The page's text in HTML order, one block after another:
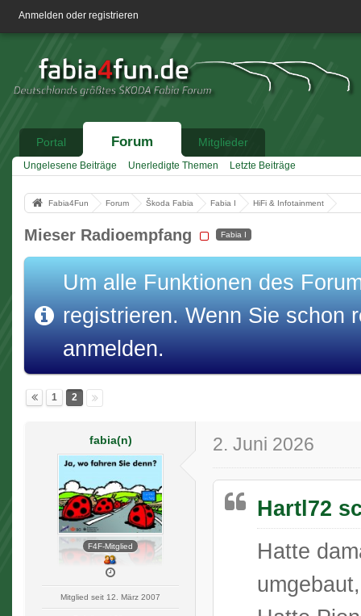
Anmelden oder registrieren
Portal Forum Mitglieder
Ungelesene Beiträge Unerledigte Themen Letzte Beiträge
Fabia4Fun Forum Škoda Fabia Fabia I HiFi & Infotainment
Mieser Radioempfang Fabia I
Um alle Funktionen des
registrieren. Wenn Sie schon
anmelden.
1 2
fabia(n)
F4F-Mitglied
Mitglied seit 12. März 2007
2. Juni 2026
Hartl72
Hatte